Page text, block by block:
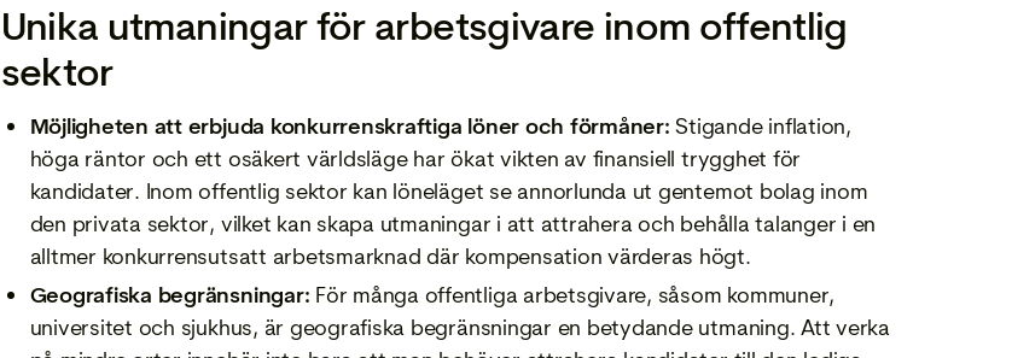
Unika utmaningar för arbetsgivare inom offentlig
sektor
Möjligheten att erbjuda konkurrenskraftiga löner och förmåner:Stigande inflation,
höga räntor och ett osäkert världsläge har ökat vikten av finansiell trygghet för
kandidater. Inom offentlig sektor kan löneläget se annorlunda ut gentemot bolag inom
den privata sektor, vilket kan skapa utmaningar i att attrahera och behålla talanger i en
alltmer konkurrensutsatt arbetsmarknad där kompensation värderas högt.
Geografiska begränsningar: För många offentliga arbetsgivare, såsom kommuner,
universitet och sjukhus, är geografiska begränsningar en betydande utmaning. Att verka